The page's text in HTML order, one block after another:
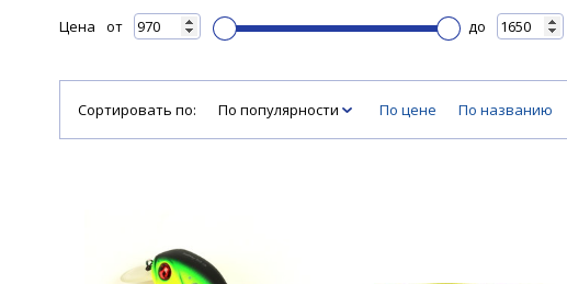
Цена от до
Сортировать по: По популярности По цене По названию